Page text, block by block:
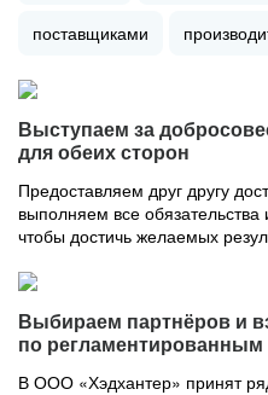
поставщиками
Выступаем за
для обеих сторон
Предоставляем друг другу
выполняем все
чтобы достичь желаемых
Выбираем партнёров и
по регламентированным
В ООО «Хэдхантер» принят